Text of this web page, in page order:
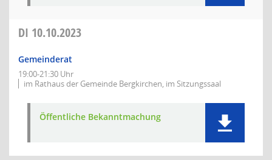
DI 10.10.2023
Gemeinderat
19:00-21:30 Uhr
im Rathaus der Gemeinde Bergkirchen, im Sitzungssaal
Öffentliche Bekanntmachung